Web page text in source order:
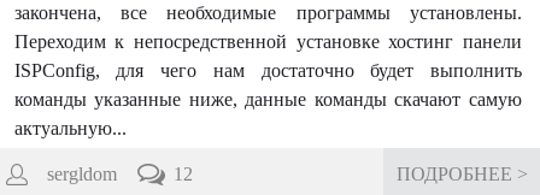
закончена, все необходимые программы установлены.
Переходим к непосредственной установке хостинг панели
ISPConfig, для чего нам достаточно будет выполнить
команды указанные ниже, данные команды скачают самую
актуальную...
sergldom ПОДРОБНЕЕ >
12